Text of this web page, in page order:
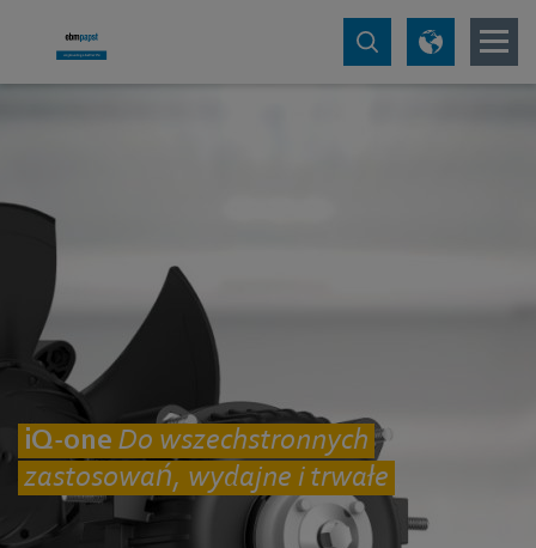
iQ-one Do wszechstronnych
zastosowań, wydajne i trwałe